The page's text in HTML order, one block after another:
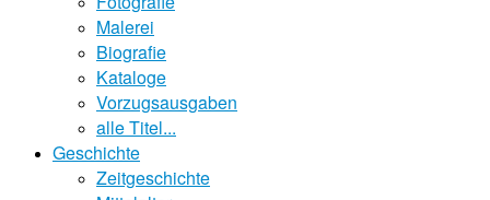
Malerei
Biografie
Kataloge
Vorzugsausgaben
alle Titel...
Geschichte
Zeitgeschichte